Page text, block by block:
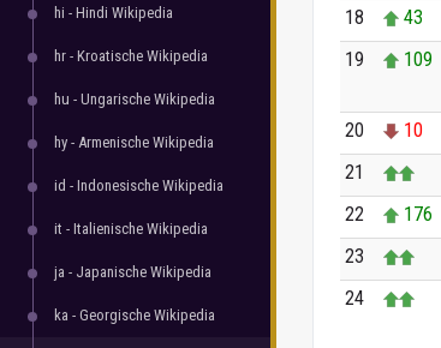
hi - Hindi Wikipedia
hr - Kroatische Wikipedia
hu - Ungarische Wikipedia
hy - Armenische Wikipedia
id - Indonesische Wikipedia
it - Italienische Wikipedia
ja - Japanische Wikipedia
ka - Georgische Wikipedia
18
43
19
109
20 10
21
22
176
23
24